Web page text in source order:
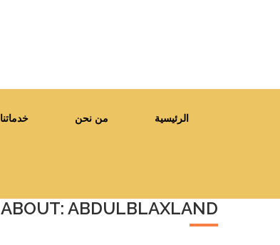
الرئيسية من نحن خدماتنا
ABOUT: ABDULBLAXLAND